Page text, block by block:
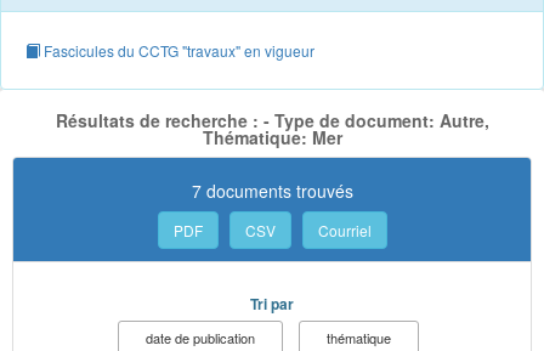
Fascicules du CCTG "travaux" en vigueur
Résultats de recherche : - Type de document: Autre,
Thématique: Mer
7 documents trouvés
PDF CSV Courriel
Tri par
date de publication
thématique